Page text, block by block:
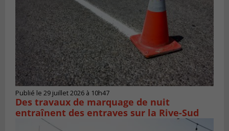
Publié le 29 juillet 2026 à 10h47
Des travaux de marquage de nuit
entraînent des entraves sur la Rive-Sud